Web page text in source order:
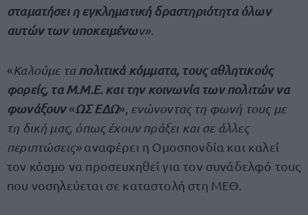
σταματήσει η εγκληματική δραστηριότητα όλων
αυτών των υποκειμένων».
«Καλούμε τα πολιτικά κόμματα, τους αθλητικούς
φορείς, τα Μ.Μ.Ε. και την κοινωνία των πολιτών να
φωνάξουν«ΩΣ ΕΔΩ», ενώνοντας τη φωνή τους με
τη δική μας, όπως έχουν πράξει και σε άλλες
περιπτώσεις»αναφέρει η Ομοσπονδία και καλεί
τον κόσμο να προσευχηθεί για τον συνάδελφό τους
που νοσηλεύεται σε καταστολή στη ΜΕΘ.